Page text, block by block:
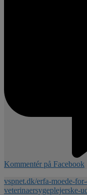
Kommentér på Facebook
vspnet.dk/erfa-moede-
veterinaersygeplejerske-